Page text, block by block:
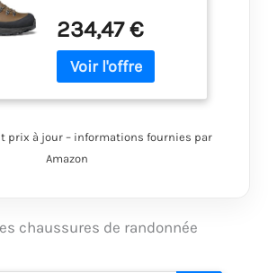
Hautes, T.Moro
Gore-tex TA
BIOMETRIC Fly,
234,47 €
prix à jour – informations fournies par
Amazon
chaussures de randonnée